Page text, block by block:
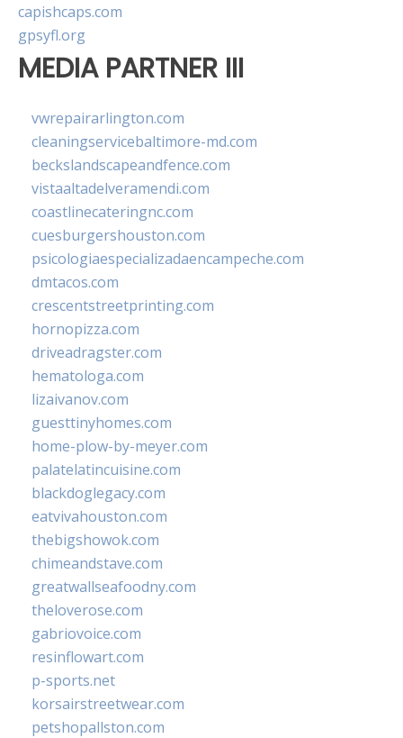
capishcaps.com
gpsyfl.org
MEDIA PARTNER III
vwrepairarlington.com
cleaningservicebaltimore-md.com
beckslandscapeandfence.com
vistaaltadelveramendi.com
coastlinecateringnc.com
cuesburgershouston.com
psicologiaespecializadaencampeche.com
dmtacos.com
crescentstreetprinting.com
hornopizza.com
driveadragster.com
hematologa.com
lizaivanov.com
guesttinyhomes.com
home-plow-by-meyer.com
palatelatincuisine.com
blackdoglegacy.com
eatvivahouston.com
thebigshowok.com
chimeandstave.com
greatwallseafoodny.com
theloverose.com
gabriovoice.com
resinflowart.com
p-sports.net
korsairstreetwear.com
petshopallston.com